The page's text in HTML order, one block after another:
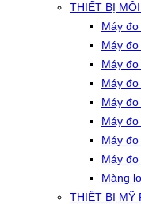
THIẾT BỊ
Máy đo
Máy
Máy
Máy đo
Máy
Máy
Máy
Máy
Màng
THIẾT BỊ MỸ